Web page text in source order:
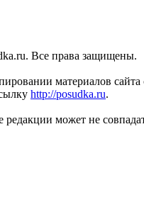
Все права защищены.
материалов сайта
http://posudka.ru.
может не